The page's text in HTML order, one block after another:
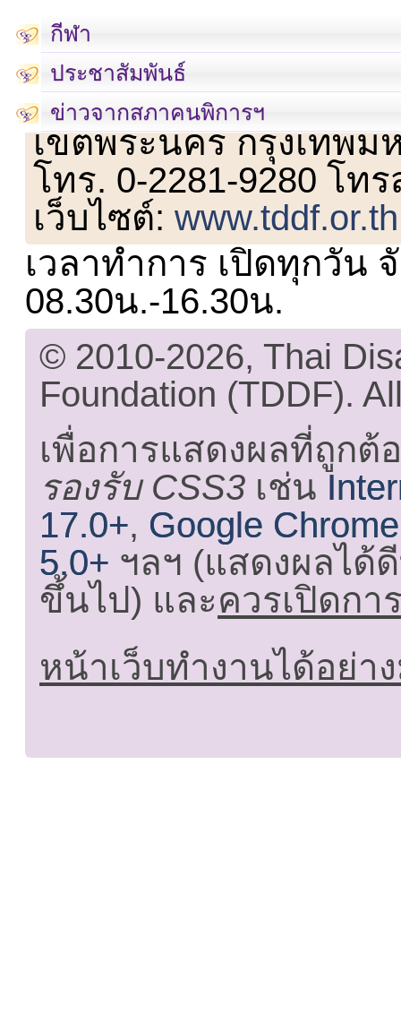
กีฬา
ประชาสัมพันธ์
ข่าวจากสภาคนพิการฯ
เลขที่ 23 ชั้น 2 ถนนวิ
เขตพระนคร กรุงเทพม
โทร. 0-2281-9280 โท
เว็บไซต์:www.tddf.or.th
เวลาทำการ เปิดทุกวัน
08.30น.-16.30น.
© 2010-2026, Thai
Foundation (TDDF).
เพื่อการแสดงผลที่ถูกต้
รองรับ CSS3 เช่น
17.0+, Google
5.0+ ฯลฯ (แสดงผลได้
ขึ้นไป) และควรเปิดกา
หน้าเว็บทำงานได้อย่า